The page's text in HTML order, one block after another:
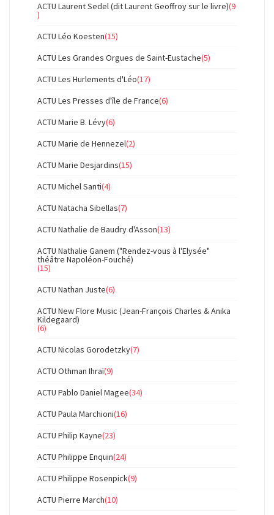
ACTU Laurent Sedel (dit Laurent Geoffroy sur le livre)(9
)
ACTU Léo Koesten(15)
ACTU Les Grandes Orgues de Saint-Eustache(5)
ACTU Les Hurlements d'Léo(17)
ACTU Les Presses d'île de France(6)
ACTU Marie B. Lévy(6)
ACTU Marie de Hennezel(2)
ACTU Marie Desjardins(15)
ACTU Michel Santi(4)
ACTU Natacha Sibellas(7)
ACTU Nathalie de Baudry d'Asson(13)
ACTU Nathalie Ganem ("Rendez-vous à l'Elysée"
théâtre Napoléon-Fouché)
(15)
ACTU Nathan Juste(6)
ACTU New Flore Music (Jean-François Charles & Anika
Kildegaard)
(6)
ACTU Nicolas Gorodetzky(7)
ACTU Othman Ihraï(9)
ACTU Pablo Daniel Magee(34)
ACTU Paula Marchioni(16)
ACTU Philip Kayne(23)
ACTU Philippe Enquin(24)
ACTU Philippe Rosenpick(9)
ACTU Pierre March(10)